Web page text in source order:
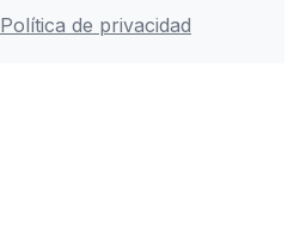
Política de privacidad